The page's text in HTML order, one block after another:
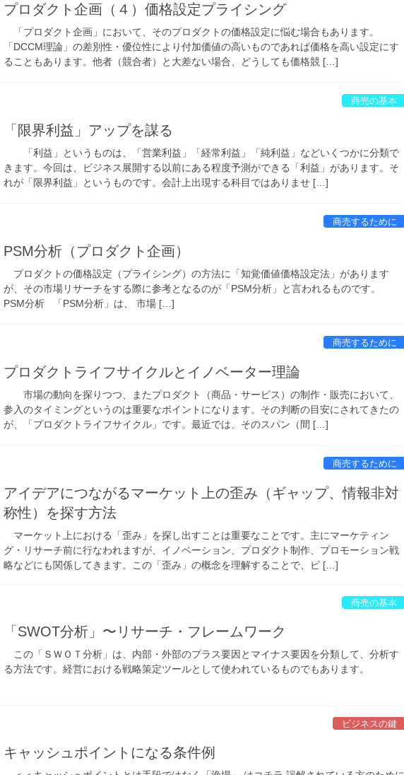
プロダクト企画（４）価格設定プライシング
「プロダクト企画」において、そのプロダクトの価格設定に悩む場合もあります。
「DCCM理論」の差別性・優位性により付加価値の高いものであれば価格を高い設定にす
ることもあります。他者（競合者）と大差ない場合、どうしても価格競 […]
商売の基本
「限界利益」アップを謀る
「利益」というものは、「営業利益」「経常利益」「純利益」などいくつかに分類で
きます。今回は、ビジネス展開する以前にある程度予測ができる「利益」があります。そ
れが「限界利益」というものです。会計上出現する科目ではありませ […]
商売するために
PSM分析（プロダクト企画）
プロダクトの価格設定（プライシング）の方法に「知覚価値価格設定法」があります
が、その市場リサーチをする際に参考となるのが「PSM分析」と言われるものです。
PSM分析 「PSM分析」は、 市場 […]
商売するために
プロダクトライフサイクルとイノベーター理論
市場の動向を探りつつ、またプロダクト（商品・サービス）の制作・販売において、
参入のタイミングというのは重要なポイントになります。その判断の目安にされてきたの
が、「プロダクトライフサイクル」です。最近では、そのスパン（間 […]
商売するために
アイデアにつながるマーケット上の歪み（ギャップ、情報非対
称性）を探す方法
マーケット上における「歪み」を探し出すことは重要なことです。主にマーケティン
グ・リサーチ前に行なわれますが、イノベーション、プロダクト制作、プロモーション戦
略などにも関係してきます。この「歪み」の概念を理解することで、ビ […]
商売の基本
「SWOT分析」〜リサーチ・フレームワーク
この「ＳＷＯＴ分析」は、内部・外部のプラス要因とマイナス要因を分類して、分析す
る方法です。経営における戦略策定ツールとして使われているものでもあります。
ビジネスの鍵
キャッシュポイントになる条件例